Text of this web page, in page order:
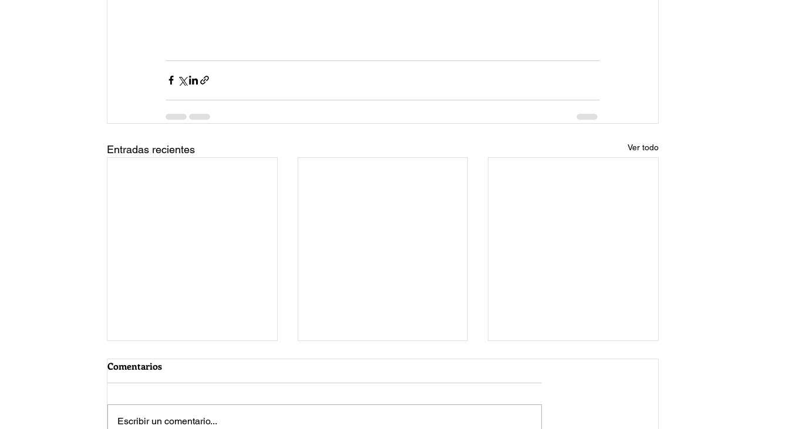
Entradas recientes Ver todo
Comentarios
Escribir un comentario...